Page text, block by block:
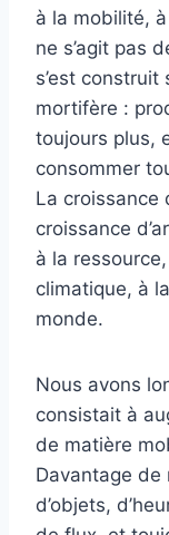
à la mobilité,
ne s’agit pas
s’est
mortifère :
toujours plus,
consommer
La croissance
croissance
à la
climatique, à
monde.
Nous avons
consistait à
de matière
Davantage de
d’objets,